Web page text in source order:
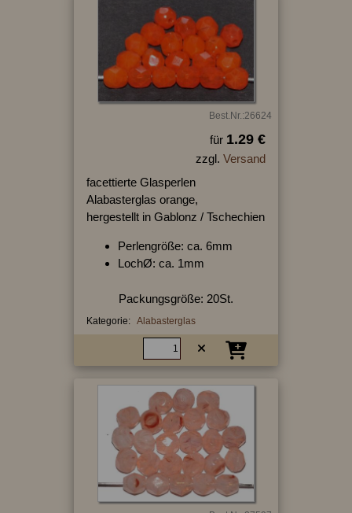
Best.Nr.:26624
für 1.29 €
zzgl. Versand
facettierte Glasperlen
Alabasterglas orange,
hergestellt in Gablonz / Tschechien
Perlengröße: ca. 6mm
LochØ: ca. 1mm
Packungsgröße: 20St.
Kategorie: Alabasterglas